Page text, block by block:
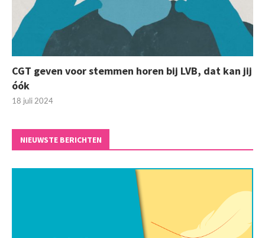
CGT geven voor stemmen horen bij LVB, dat kan jij
óók
18 juli 2024
NIEUWSTE BERICHTEN